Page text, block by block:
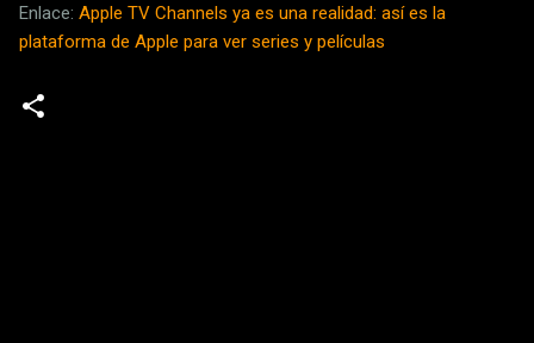
Enlace: Apple TV Channels ya es una realidad: así es la
plataforma de Apple para ver series y películas